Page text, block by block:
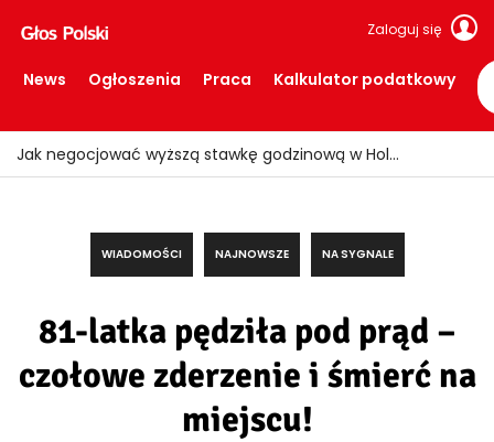
Zaloguj się
News Ogłoszenia Praca Kalkulator podatkowy
Jak negocjować wyższą stawkę godzinową w Holandii?
WIADOMOŚCI NAJNOWSZE NA SYGNALE
81-latka pędziła pod prąd –
czołowe zderzenie i śmierć na
miejscu!